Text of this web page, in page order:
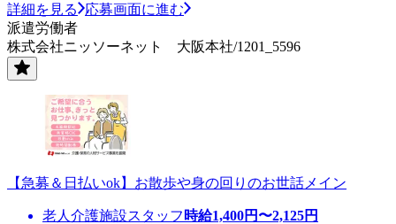
詳細を見る
応募画面に進む
派遣労働者
株式会社ニッソーネット 大阪本社/1201_5596
【急募＆日払いok】お散歩や身の回りのお世話メイン
老人介護施設スタッフ 時給1,400円〜2,125円